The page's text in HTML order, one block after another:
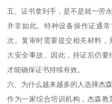
五、证书拿到手，是不是就一劳
并非如此。特种设备操作证通
次。复审时需要提交相关材料
大安全事故。因此，持证后仍要
才能确保证书持续有效。
六、为什么越来越多的人选择杰
作为一家综合培训机构，杰森